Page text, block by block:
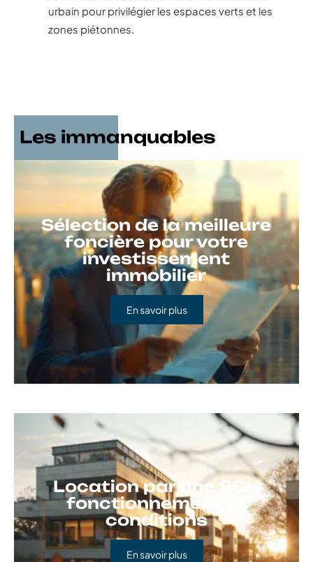
urbain pour privilégier les espaces verts et les
zones piétonnes.
Les immanquables
Sélection de la meilleure
foncière pour votre
investissement
immobilier
En savoir plus
Location par une SCI :
fonctionnement et
conditions
En savoir plus